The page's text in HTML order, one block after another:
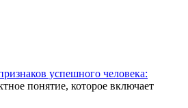
успешного человека:
понятие, которое включает